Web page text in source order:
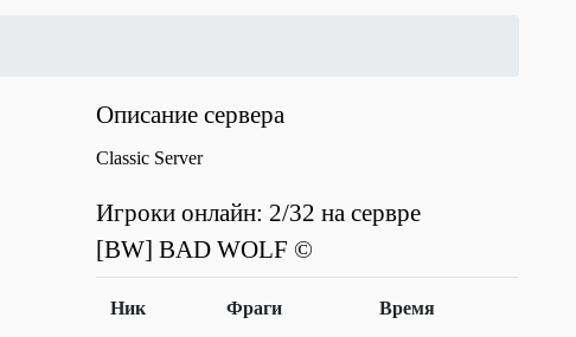
Описание сервера
Classic Server
Игроки онлайн: 2/32 на сервре
[BW] BAD WOLF ©
Ник Фраги Время